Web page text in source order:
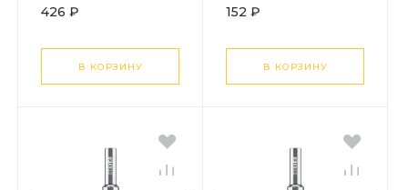
центрующим
426 ₽
В КОРЗИНУ
152 ₽
В КОРЗИНУ